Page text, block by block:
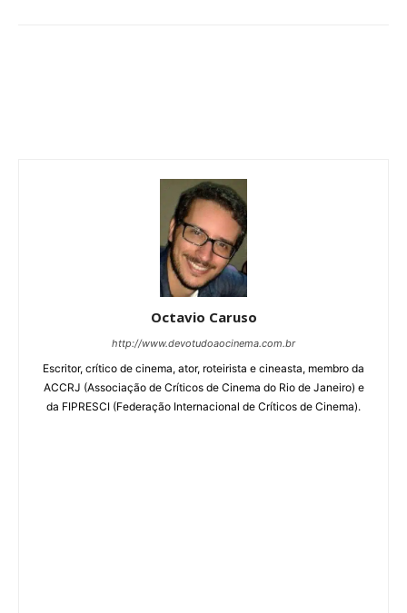
Octavio Caruso
http://www.devotudoaocinema.com.br
Escritor, crítico de cinema, ator, roteirista e cineasta, membro da
ACCRJ (Associação de Críticos de Cinema do Rio de Janeiro) e
da FIPRESCI (Federação Internacional de Críticos de Cinema).